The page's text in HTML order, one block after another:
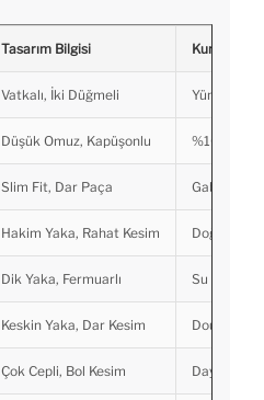
Tasarım Bilgisi Kumaş
Vatkalı, İki Düğmeli Yün
Düşük Omuz, Kapüşonlu %100
Slim Fit, Dar Paça Gabardin /
Hakim Yaka, Rahat Kesim Doğal
Dik Yaka, Fermuarlı Su İtici
Keskin Yaka, Dar Kesim Double
Çok Cepli, Bol Kesim Dayanıklı